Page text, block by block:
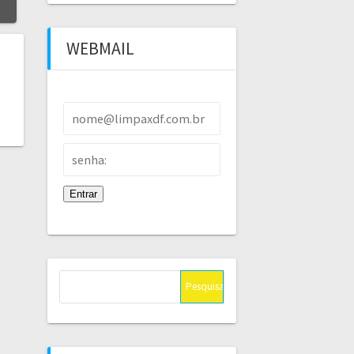
WEBMAIL